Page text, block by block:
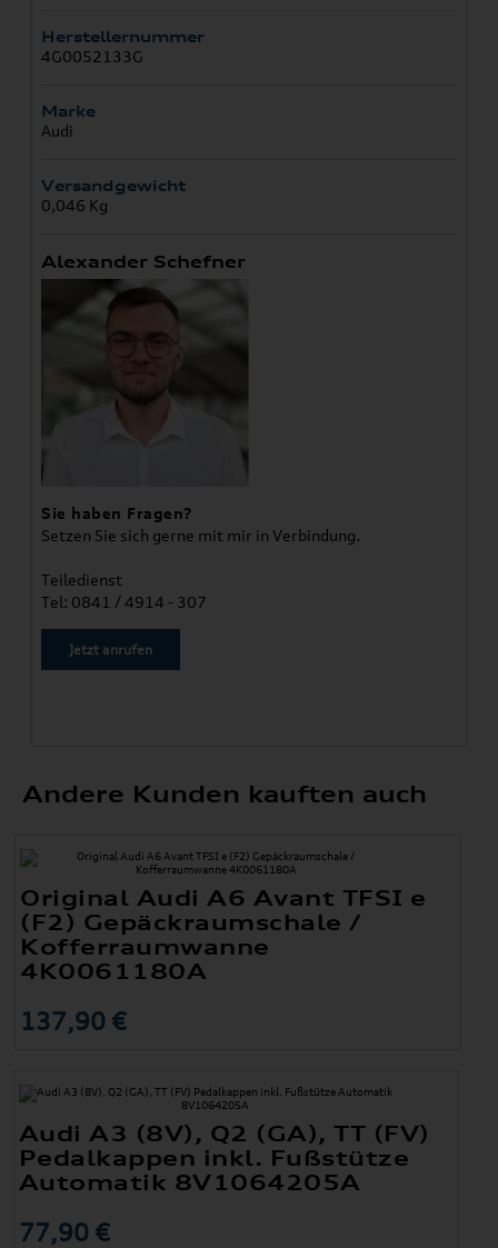
Herstellernummer
4G0052133G
Marke
Audi
Versandgewicht
0,046 Kg
Alexander Schefner
Sie haben Fragen?
Setzen Sie sich gerne mit mir in Verbindung.
Teiledienst
Tel: 0841 / 4914 - 307
Jetzt anrufen
Andere Kunden kauften auch
Original Audi A6 Avant TFSI e
(F2) Gepäckraumschale /
Kofferraumwanne
4K0061180A
137,90 €
Audi A3 (8V), Q2 (GA), TT (FV)
Pedalkappen inkl. Fußstütze
Automatik 8V1064205A
77,90 €